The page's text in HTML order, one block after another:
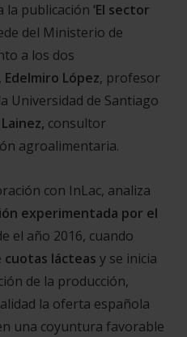
la publicación ‘El sector
del Ministerio de
a los dos
Edelmiro López, profesor
Universidad de Santiago
consultor
agroalimentaria.
con InLac, analiza
experimentada por el
el año 2016, cuando
cuotas lácteas y se inicia
de la producción,
la oferta española
una coyuntura favorable